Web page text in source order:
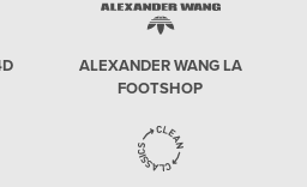
ALEXANDER WANG LA
FOOTSHOP